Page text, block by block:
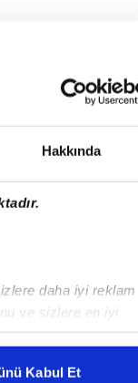
Hakkında
daha iyi reklam
ve sizlere en iyi
karşılamak
Kabul Et